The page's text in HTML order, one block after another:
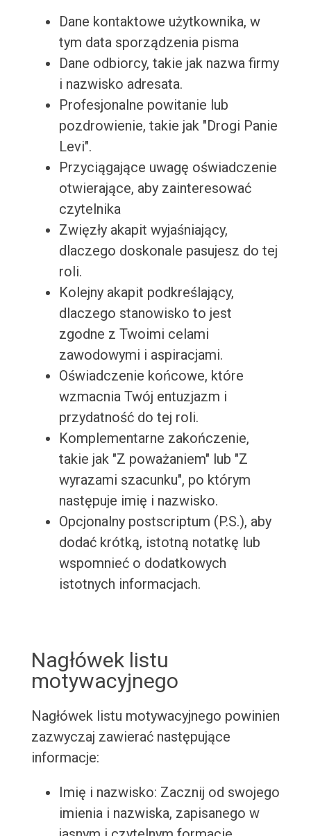
Dane kontaktowe użytkownika, w
tym data sporządzenia pisma
Dane odbiorcy, takie jak nazwa firmy
i nazwisko adresata.
Profesjonalne powitanie lub
pozdrowienie, takie jak "Drogi Panie
Levi".
Przyciągające uwagę oświadczenie
otwierające, aby zainteresować
czytelnika
Zwięzły akapit wyjaśniający,
dlaczego doskonale pasujesz do tej
roli.
Kolejny akapit podkreślający,
dlaczego stanowisko to jest
zgodne z Twoimi celami
zawodowymi i aspiracjami.
Oświadczenie końcowe, które
wzmacnia Twój entuzjazm i
przydatność do tej roli.
Komplementarne zakończenie,
takie jak "Z poważaniem" lub "Z
wyrazami szacunku", po którym
następuje imię i nazwisko.
Opcjonalny postscriptum (P.S.), aby
dodać krótką, istotną notatkę lub
wspomnieć o dodatkowych
istotnych informacjach.
Nagłówek listu
motywacyjnego
Nagłówek listu motywacyjnego powinien
zazwyczaj zawierać następujące
informacje:
Imię i nazwisko: Zacznij od swojego
imienia i nazwiska, zapisanego w